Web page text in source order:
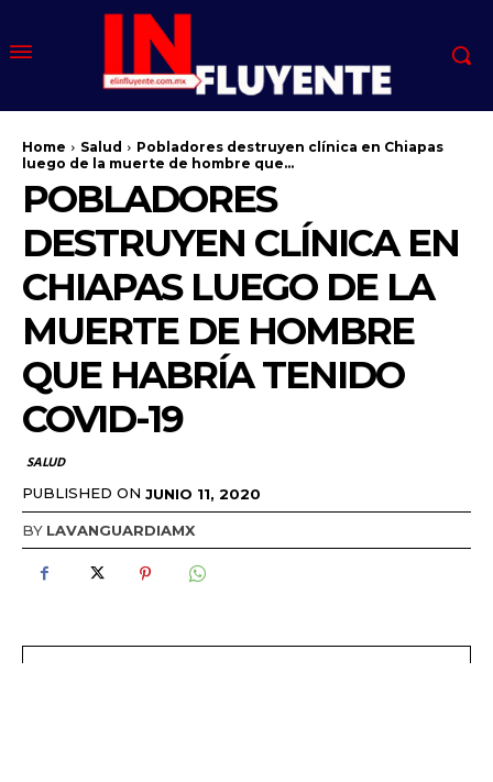
Home Salud
Pobladores destruyen clínica en Chiapas
luego de la muerte de hombre que...
POBLADORES
DESTRUYEN CLÍNICA EN
CHIAPAS LUEGO DE LA
MUERTE DE HOMBRE
QUE HABRÍA TENIDO
COVID-19
SALUD
PUBLISHED ON JUNIO 11, 2020
BY LAVANGUARDIAMX